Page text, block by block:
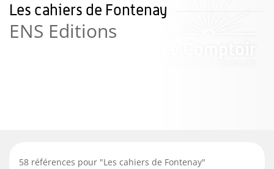
Les cahiers de Fontenay
ENS Editions
58 références pour "Les cahiers de Fontenay"